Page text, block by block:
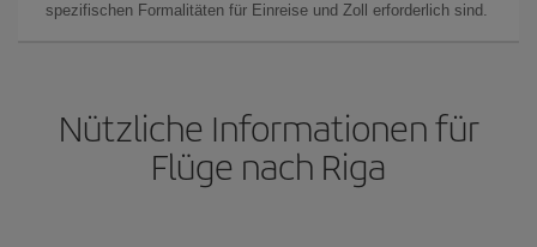
spezifischen Formalitäten für Einreise und Zoll erforderlich sind.
Nützliche Informationen für
Flüge nach Riga